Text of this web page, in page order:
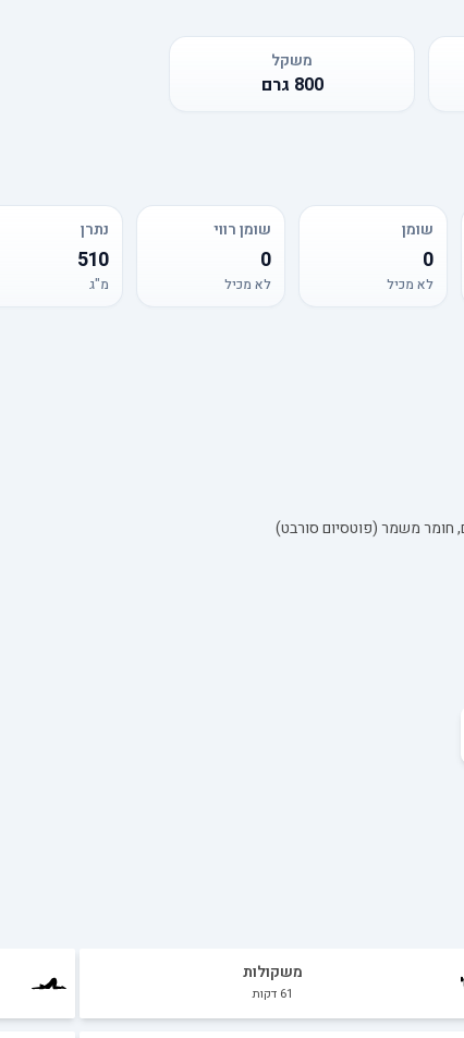
משקל
800 גרם
שומן
0
לא מכיל
שומן רווי
0
לא מכיל
נתרן
510
מ"ג
משקולות
61 דקות